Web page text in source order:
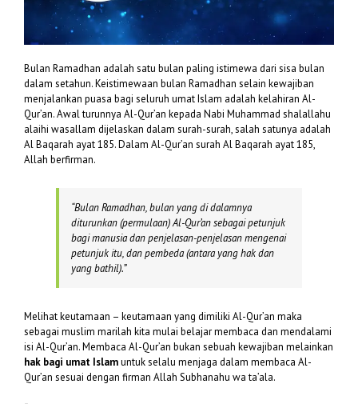
Bulan Ramadhan adalah satu bulan paling istimewa dari sisa bulan
dalam setahun. Keistimewaan bulan Ramadhan selain kewajiban
menjalankan puasa bagi seluruh umat Islam adalah kelahiran Al-
Qur’an. Awal turunnya Al-Qur’an kepada Nabi Muhammad shalallahu
alaihi wasallam dijelaskan dalam surah-surah, salah satunya adalah
Al Baqarah ayat 185. Dalam Al-Qur’an surah Al Baqarah ayat 185,
Allah berfirman.
“Bulan Ramadhan, bulan yang di dalamnya
diturunkan (permulaan) Al-Qur’an sebagai petunjuk
bagi manusia dan penjelasan-penjelasan mengenai
petunjuk itu, dan pembeda (antara yang hak dan
yang bathil).”
Melihat keutamaan – keutamaan yang dimiliki Al-Qur’an maka
sebagai muslim marilah kita mulai belajar membaca dan mendalami
isi Al-Qur’an. Membaca Al-Qur’an bukan sebuah kewajiban melainkan
hak bagi umat Islamuntuk selalu menjaga dalam membaca Al-
Qur’an sesuai dengan firman Allah Subhanahu wa ta’ala.